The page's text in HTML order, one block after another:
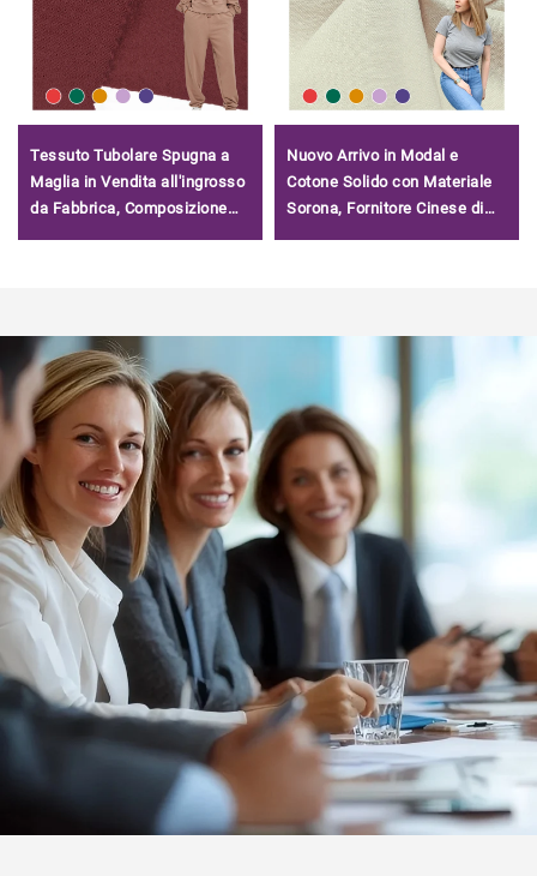
Tessuto Tubolare Spugna a
Maglia in Vendita all'ingrosso
da Fabbrica, Composizione
Nuovo Arrivo in Modal e
Cotone Solido con Materiale
Sorona, Fornitore Cinese di